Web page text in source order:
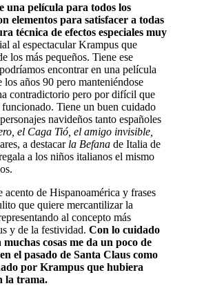
una película para todos los
elementos para satisfacer a todas
técnica de efectos especiales muy
al espectacular Krampus que
los más pequeños. Tiene ese
encontrar en una película
años 90 pero manteniéndose
contradictorio pero por difícil que
funcionado. Tiene un buen cuidado
navideños tanto españoles
el Caga Tió, el amigo invisible,
a destacar la Befana de Italia de
a los niños italianos el mismo
acento de Hispanoamérica y frases
que quiere mercantilizar la
al concepto más
y de la festividad. Con lo cuidado
cosas me da un poco de
el pasado de Santa Claus como
por Krampus que hubiera
la trama.